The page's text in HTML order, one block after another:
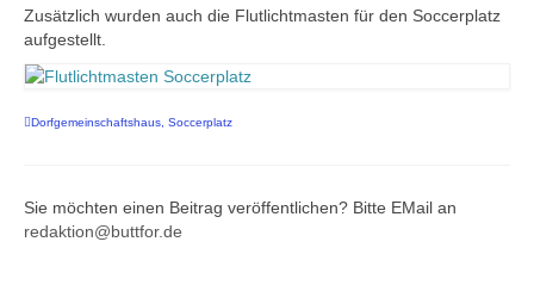
Vereine
Buchung Dorfgemeinschaftshaus
Nordseeurlaub in Buttforde!
Zusätzlich wurden auch die Flutlichtmasten für den Soccerplatz
aufgestellt.
Dorfgemeinschaftshaus Soccerplatz
Sie möchten einen Beitrag veröffentlichen? Bitte EMail an
redaktion@buttfor.de